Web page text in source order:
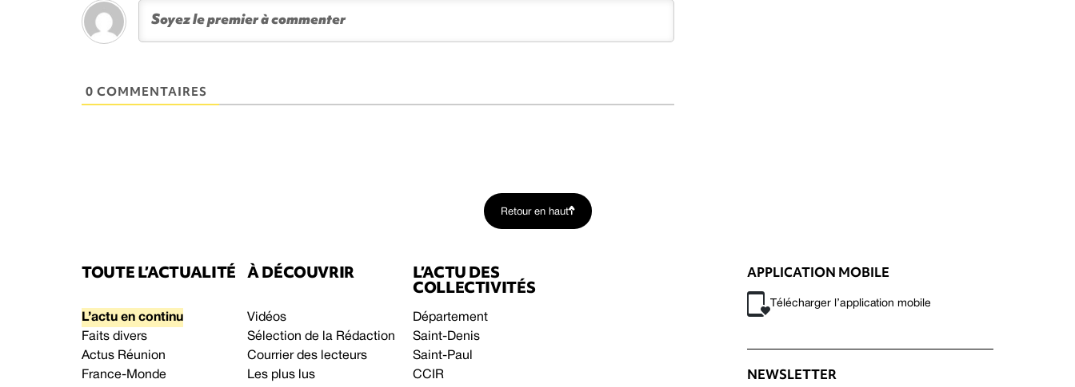
0 COMMENTAIRES
Retour en haut
TOUTE L’ACTUALITÉ
L’actu en continu
Faits divers
Actus Réunion
France-Monde
À DÉCOUVRIR
Vidéos
Sélection de la Rédaction
Courrier des lecteurs
Les plus lus
L’ACTU DES
COLLECTIVITÉS
Département
Saint-Denis
Saint-Paul
CCIR
APPLICATION MOBILE
Télécharger l’application mobile
NEWSLETTER